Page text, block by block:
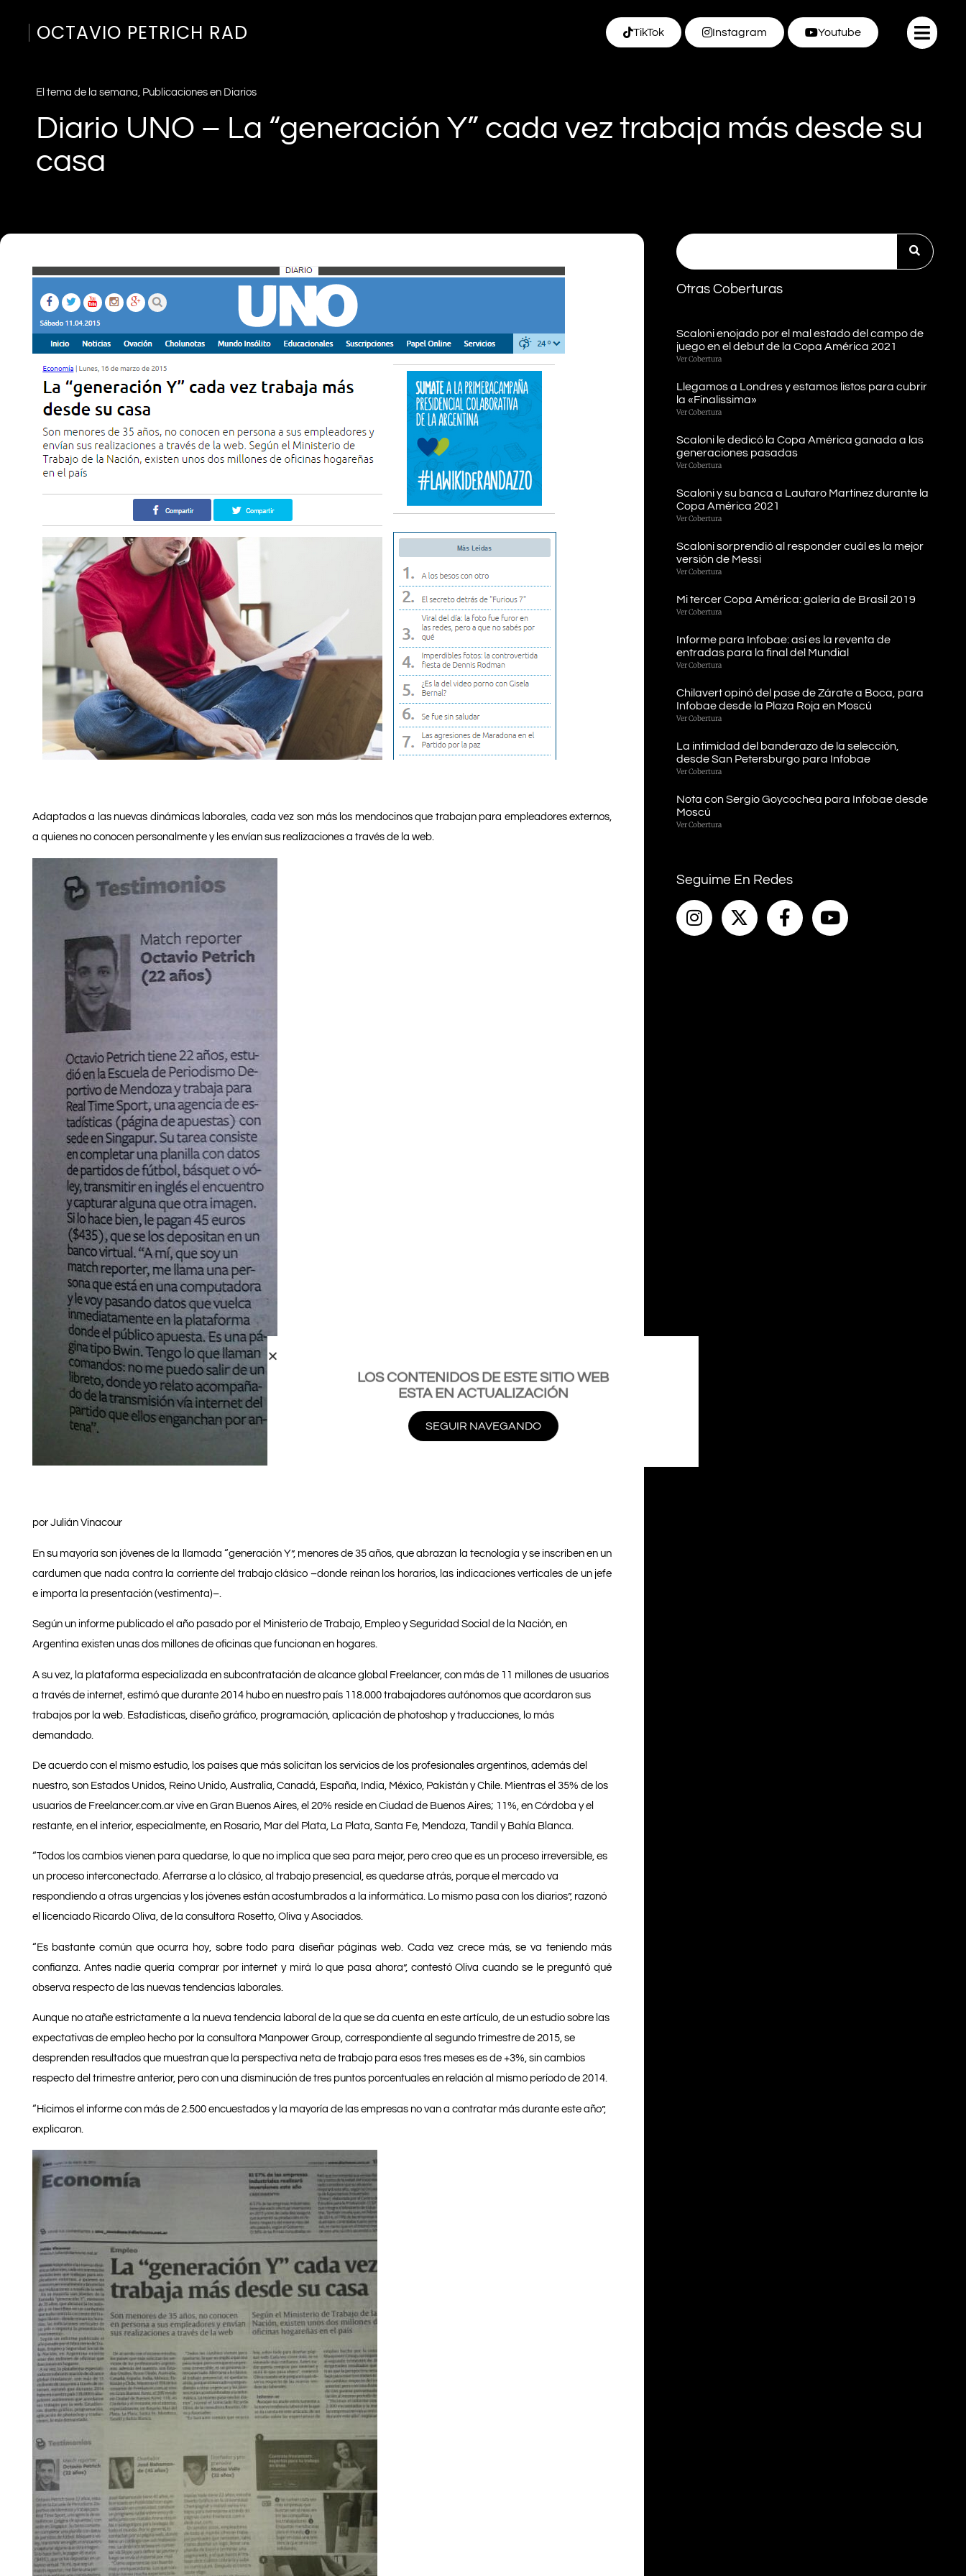
OCTAVIO PETRICH RAD TikTok Instagram Youtube
El tema de la semana Publicaciones en Diarios
Diario UNO – La “generación Y” cada vez trabaja más desde su
casa
Adaptados a las nuevas dinámicas laborales, cada vez son más los mendocinos que trabajan para empleadores externos,
a quienes no conocen personalmente y les envían sus realizaciones a través de la web.
por Julián Vinacour
En su mayoría son jóvenes de la llamada “generación Y”, menores de 35 años, que abrazan la tecnología y se inscriben en un
cardumen que nada contra la corriente del trabajo clásico –donde reinan los horarios, las indicaciones verticales de un jefe
e importa la presentación (vestimenta)–.
Según un informe publicado el año pasado por el Ministerio de Trabajo, Empleo y Seguridad Social de la Nación, en
Argentina existen unas dos millones de oficinas que funcionan en hogares.
A su vez, la plataforma especializada en subcontratación de alcance global Freelancer, con más de 11 millones de usuarios
a través de internet, estimó que durante 2014 hubo en nuestro país 118.000 trabajadores autónomos que acordaron sus
trabajos por la web. Estadísticas, diseño gráfico, programación, aplicación de photoshop y traducciones, lo más
demandado.
De acuerdo con el mismo estudio, los países que más solicitan los servicios de los profesionales argentinos, además del
nuestro, son Estados Unidos, Reino Unido, Australia, Canadá, España, India, México, Pakistán y Chile. Mientras el 35% de los
usuarios de Freelancer.com.ar vive en Gran Buenos Aires, el 20% reside en Ciudad de Buenos Aires; 11%, en Córdoba y el
restante, en el interior, especialmente, en Rosario, Mar del Plata, La Plata, Santa Fe, Mendoza, Tandil y Bahía Blanca.
“Todos los cambios vienen para quedarse, lo que no implica que sea para mejor, pero creo que es un proceso irreversible, es
un proceso interconectado. Aferrarse a lo clásico, al trabajo presencial, es quedarse atrás, porque el mercado va
respondiendo a otras urgencias y los jóvenes están acostumbrados a la informática. Lo mismo pasa con los diarios”, razonó
el licenciado Ricardo Oliva, de la consultora Rosetto, Oliva y Asociados.
“Es bastante común que ocurra hoy, sobre todo para diseñar páginas web. Cada vez crece más, se va teniendo más
confianza. Antes nadie quería comprar por internet y mirá lo que pasa ahora”, contestó Oliva cuando se le preguntó qué
observa respecto de las nuevas tendencias laborales.
Aunque no atañe estrictamente a la nueva tendencia laboral de la que se da cuenta en este artículo, de un estudio sobre las
expectativas de empleo hecho por la consultora Manpower Group, correspondiente al segundo trimestre de 2015, se
desprenden resultados que muestran que la perspectiva neta de trabajo para esos tres meses es de +3%, sin cambios
respecto del trimestre anterior, pero con una disminución de tres puntos porcentuales en relación al mismo período de 2014.
“Hicimos el informe con más de 2.500 encuestados y la mayoría de las empresas no van a contratar más durante este año”,
explicaron.
Otras Coberturas
Scaloni enojado por el mal estado del campo de
juego en el debut de la Copa América 2021
Ver Cobertura
Llegamos a Londres y estamos listos para cubrir
la «Finalissima»
Ver Cobertura
Scaloni le dedicó la Copa América ganada a las
generaciones pasadas
Ver Cobertura
Scaloni y su banca a Lautaro Martínez durante la
Copa América 2021
Ver Cobertura
Scaloni sorprendió al responder cuál es la mejor
versión de Messi
Ver Cobertura
Mi tercer Copa América: galería de Brasil 2019
Ver Cobertura
Informe para Infobae: así es la reventa de
entradas para la final del Mundial
Ver Cobertura
Chilavert opinó del pase de Zárate a Boca, para
Infobae desde la Plaza Roja en Moscú
Ver Cobertura
La intimidad del banderazo de la selección,
desde San Petersburgo para Infobae
Ver Cobertura
Nota con Sergio Goycochea para Infobae desde
Moscú
Ver Cobertura
Seguime En Redes
ESTA EN ACTUALIZACIÓN
SEGUIR NAVEGANDO